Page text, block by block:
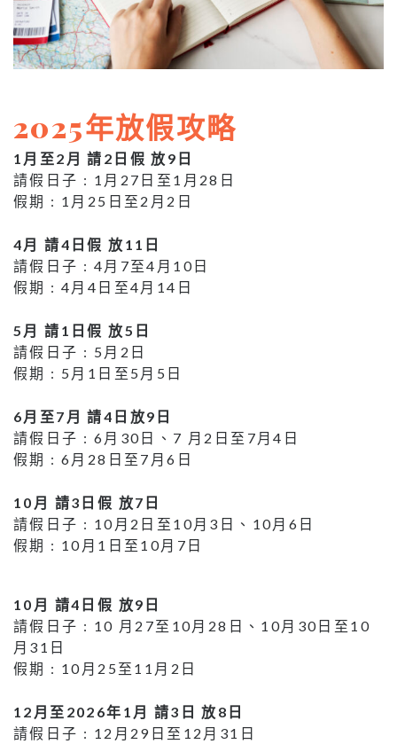
2025年放假攻略
1月至2月 請2日假 放9日
請假日子 : 1月27日至1月28日
假期 : 1月25日至2月2日
4月 請4日假 放11日
請假日子 : 4月7至4月10日
假期 : 4月4日至4月14日
5月 請1日假 放5日
請假日子 : 5月2日
假期 : 5月1日至5月5日
6月至7月 請4日放9日
請假日子 : 6月30日、7 月2日至7月4日
假期 : 6月28日至7月6日
10月 請3日假 放7日
請假日子 : 10月2日至10月3日、10月6日
假期 : 10月1日至10月7日
10月 請4日假 放9日
請假日子 : 10 月27至10月28日、10月30日至10
月31日
假期 : 10月25至11月2日
12月至2026年1月 請3日 放8日
請假日子 : 12月29日至12月31日